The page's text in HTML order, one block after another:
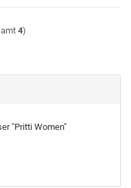
4)
"Pritti Women"